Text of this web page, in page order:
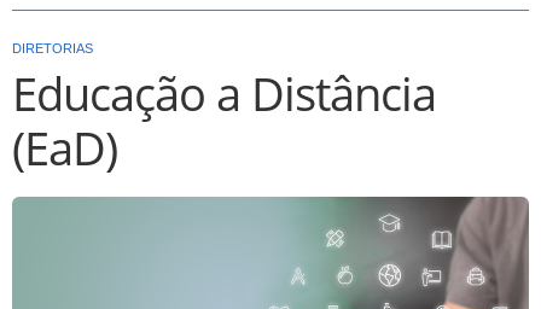
DIRETORIAS
Educação a Distância
(EaD)